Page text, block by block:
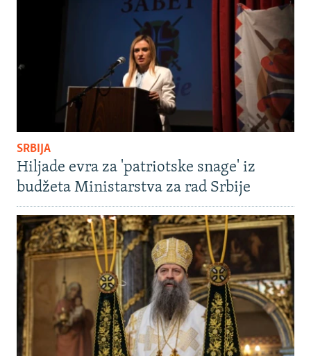
SRBIJA
Hiljade evra za 'patriotske snage' iz
budžeta Ministarstva za rad Srbije